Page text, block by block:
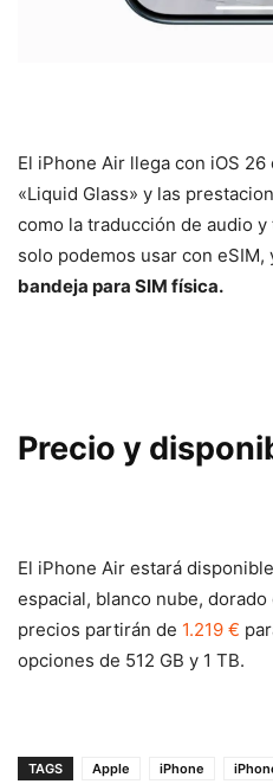
El iPhone Air llega con iOS
«Liquid Glass» y las
como la traducción de audio
solo podemos usar con eSIM,
bandeja para SIM física.
Precio y
El iPhone Air estará
espacial, blanco nube,
precios partirán de 1.219 €
opciones de 512 GB y 1 TB.
TAGS Apple iPhone